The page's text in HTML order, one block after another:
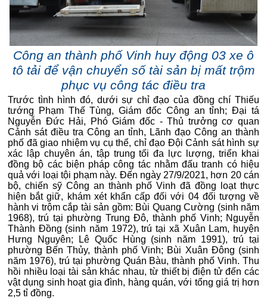
Công an thành phố Vinh huy động 03 xe ô
tô tải để vận chuyển số tài sản bị mất trộm
phục vụ công tác điều tra
Trước tình hình đó, dưới sự chỉ đạo của đồng chí Thiếu
tướng Phạm Thế Tùng, Giám đốc Công an tỉnh; Đại tá
Nguyễn Đức Hải, Phó Giám đốc - Thủ trưởng cơ quan
Cảnh sát điều tra Công an tỉnh, Lãnh đạo Công an thành
phố đã giao nhiệm vụ cụ thể, chỉ đạo Đội Cảnh sát hình sự
xác lập chuyên án, tập trung tối đa lực lượng, triển khai
đồng bộ các biện pháp công tác nhằm đấu tranh có hiệu
quả với loại tội phạm này. Đến ngày 27/9/2021, hơn 20 cán
bộ, chiến sỹ Công an thành phố Vinh đã đồng loạt thực
hiện bắt giữ, khám xét khẩn cấp đối với 04 đối tượng về
hành vi trộm cắp tài sản gồm: Bùi Quang Cường (sinh năm
1968), trú tại phường Trung Đô, thành phố Vinh; Nguyễn
Thành Đồng (sinh năm 1972), trú tại xã Xuân Lam, huyện
Hưng Nguyên; Lê Quốc Hùng (sinh năm 1991), trú tại
phường Bến Thủy, thành phố Vinh; Bùi Xuân Đông (sinh
năm 1976), trú tại phường Quán Bàu, thành phố Vinh. Thu
hồi nhiều loại tài sản khác nhau, từ thiết bị điện tử đến các
vật dụng sinh hoạt gia đình, hàng quán, với tổng giá trị hơn
2,5 tỉ đồng.